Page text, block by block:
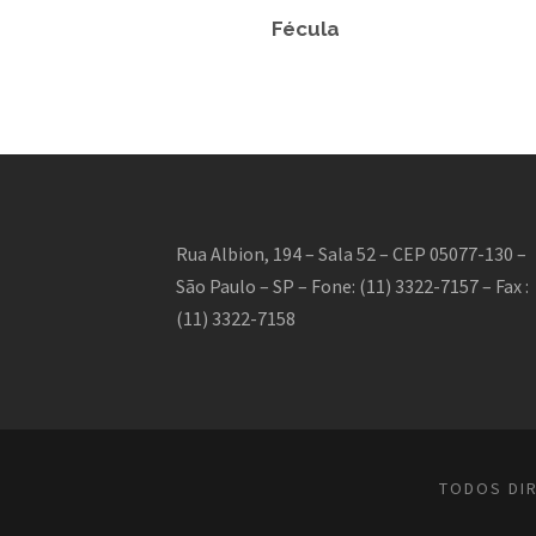
Fécula
Rua Albion, 194 – Sala 52 – CEP 05077-130 –
São Paulo – SP – Fone: (11) 3322-7157 – Fax :
(11) 3322-7158
TODOS